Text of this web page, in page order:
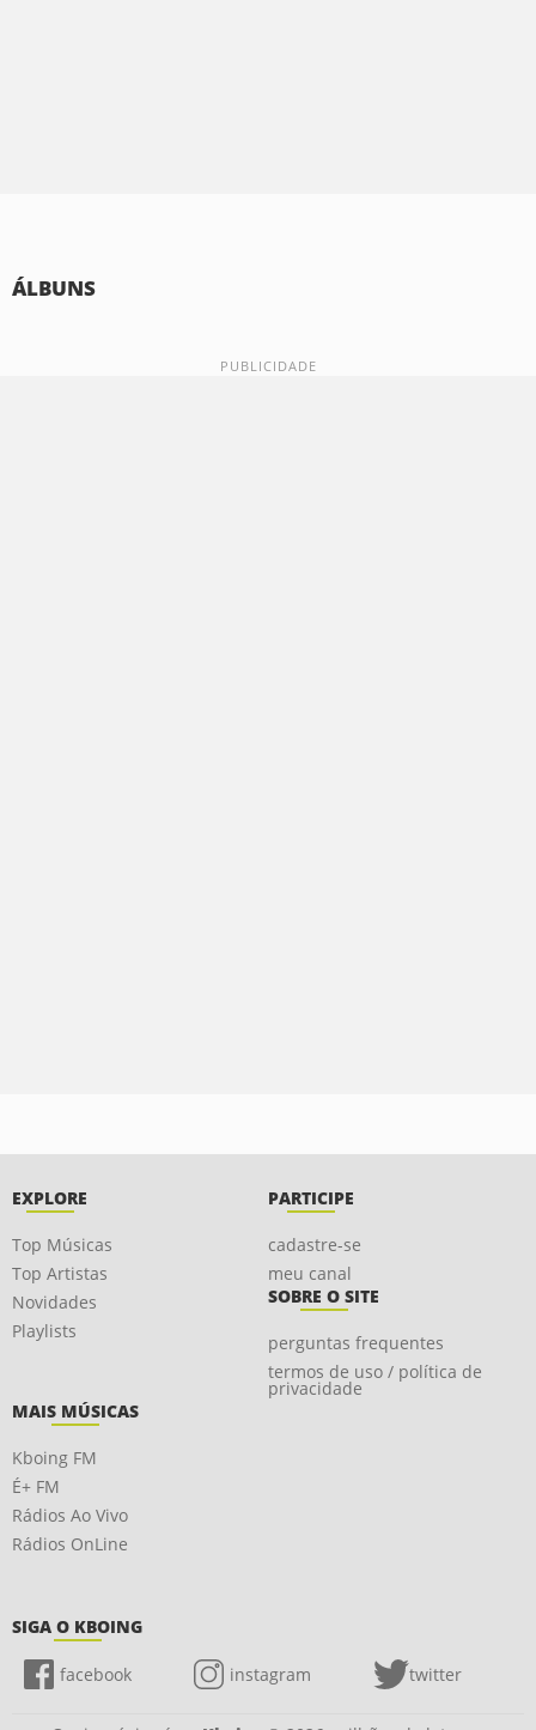
ÁLBUNS
EXPLORE
Top Músicas
Top Artistas
Novidades
Playlists
PARTICIPE
cadastre-se
meu canal
SOBRE O SITE
perguntas frequentes
termos de uso / política de
privacidade
MAIS MÚSICAS
Kboing FM
É+ FM
Rádios Ao Vivo
Rádios OnLine
SIGA O KBOING
facebook instagram twitter